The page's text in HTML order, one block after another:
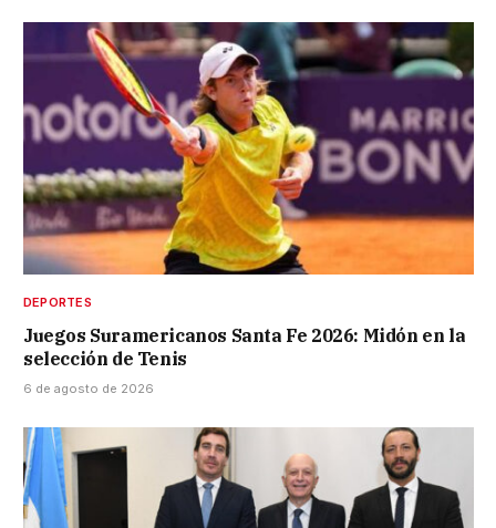
DEPORTES
Juegos Suramericanos Santa Fe 2026: Midón en la
selección de Tenis
6 de agosto de 2026